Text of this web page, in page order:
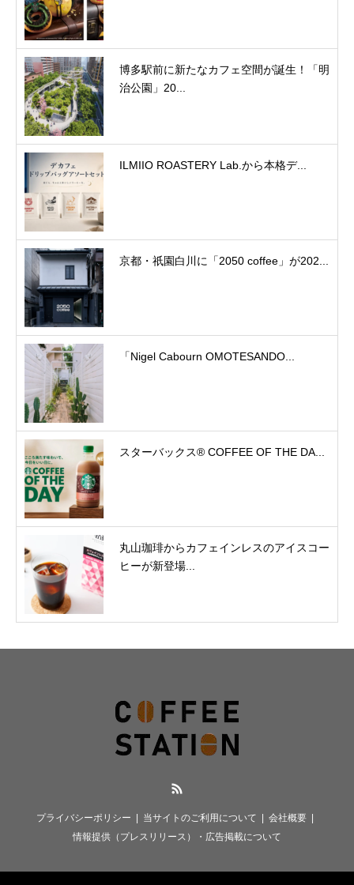
博多駅前に新たなカフェ空間が誕生！「明
治公園」20...
ILMIIO ROASTERY Lab.から本格デ...
京都・祇園白川に「2050 coffee」が202...
「Nigel Cabourn OMOTESANDO...
スターバックス® COFFEE OF THE DA...
丸山珈琲からカフェインレスのアイスコー
ヒーが新登場...
プライバシーポリシー 当サイトのご利用について
会社概要
情報提供（プレスリリース）・広告掲載について